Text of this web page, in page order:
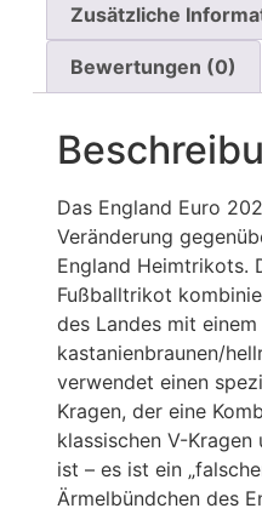
Zusätzliche
Bewertungen (0)
Das England Euro
Veränderung
England Heimtrikots.
Fußballtrikot
des Landes mit
kastanienbraunen/
verwendet einen
Kragen, der eine
klassischen V-
ist – es ist ein
Ärmelbündchen des